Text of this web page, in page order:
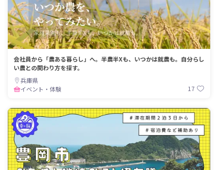
会社員から「農ある暮らし」へ。半農半Xも、いつかは就農も。自分らし
い農との関わり方を探す。
兵庫県
イベント・体験
17